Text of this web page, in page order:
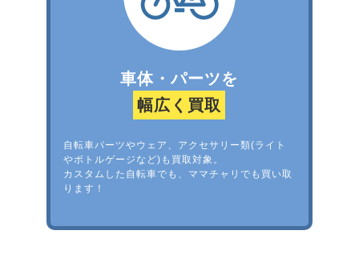
車体・パーツを
幅広く買取
自転車パーツやウェア、アクセサリー類(ライト
やボトルゲージなど)も買取対象。
カスタムした自転車でも、ママチャリでも買い取
ります！